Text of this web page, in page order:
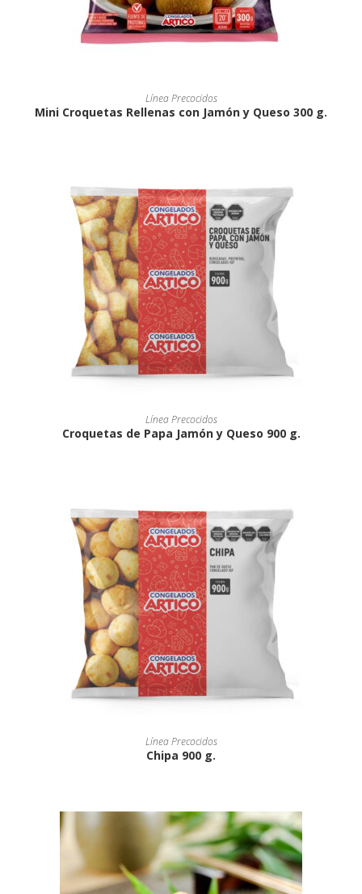
Línea Precocidos
Mini Croquetas Rellenas con Jamón y Queso 300 g.
Línea Precocidos
Croquetas de Papa Jamón y Queso 900 g.
Línea Precocidos
Chipa 900 g.